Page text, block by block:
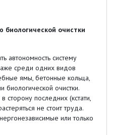
очистки
автономность систему
среди одних видов
ямы, бетонные кольца,
биологической очистки.
последних (кстати,
не стоит труда.
или только